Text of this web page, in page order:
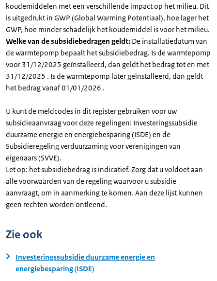
koudemiddelen met een verschillende impact op het milieu. Dit
is uitgedrukt in GWP (Global Warming Potentiaal), hoe lager het
GWP, hoe minder schadelijk het koudemiddel is voor het milieu.
Welke van de subsidiebedragen geldt: De installatiedatum van
de warmtepomp bepaalt het subsidiebedrag. Is de warmtepomp
voor 31/12/2025 geïnstalleerd, dan geldt het bedrag tot en met
31/12/2025 . Is de warmtepomp later geïnstalleerd, dan geldt
het bedrag vanaf 01/01/2026 .
U kunt de meldcodes in dit register gebruiken voor uw
subsidieaanvraag voor deze regelingen: Investeringssubsidie
duurzame energie en energiebesparing (ISDE) en de
Subsidieregeling verduurzaming voor verenigingen van
eigenaars (SVVE).
Let op: het subsidiebedrag is indicatief. Zorg dat u voldoet aan
alle voorwaarden van de regeling waarvoor u subsidie
aanvraagt, om in aanmerking te komen. Aan deze lijst kunnen
geen rechten worden ontleend.
Zie ook
Investeringssubsidie duurzame energie en
energiebesparing (ISDE)